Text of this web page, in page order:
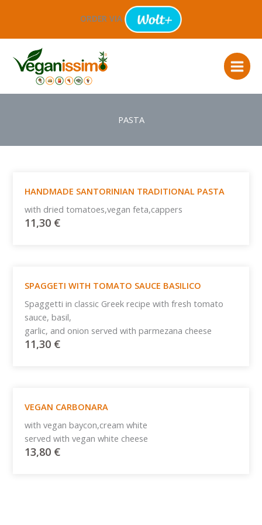
ORDER VIA
PASTA
HANDMADE SANTORINIAN TRADITIONAL PASTA
with dried tomatoes,vegan feta,cappers
11,30 €
SPAGGETI WITH TOMATO SAUCE BASILICO
Spaggetti in classic Greek recipe with fresh tomato
sauce, basil,
garlic, and onion served with parmezana cheese
11,30 €
VEGAN CARBONARA
with vegan baycon,cream white
served with vegan white cheese
13,80 €